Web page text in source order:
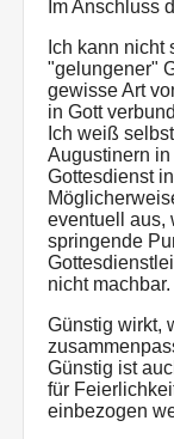
Im Anschluss
Ich kann nicht
"gelungener"
gewisse Art
in Gott
Ich weiß
Augustinern
Gottesdienst
eventuell aus,
springende
nicht machbar.
Günstig wirkt,
Günstig ist
für
einbezogen